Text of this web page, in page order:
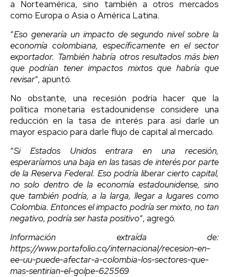
a Norteamérica, sino también a otros mercados
como Europa o Asia o América Latina.
“Eso generaría un impacto de segundo nivel sobre la
economía colombiana, específicamente en el sector
exportador. También habría otros resultados más bien
que podrían tener impactos mixtos que habría que
revisar“, apuntó.
No obstante, una recesión podría hacer que la
política monetaria estadounidense considere una
reducción en la tasa de interés para así darle un
mayor espacio para darle flujo de capital al mercado.
“Si Estados Unidos entrara en una recesión,
esperaríamos una baja en las tasas de interés por parte
de la Reserva Federal. Eso podría liberar cierto capital,
no solo dentro de la economía estadounidense, sino
que también podría, a la larga, llegar a lugares como
Colombia. Entonces el impacto podría ser mixto, no tan
negativo, podría ser hasta positivo“, agregó.
Información extraída de:
https://www.portafolio.co/internacional/recesion-en-
ee-uu-puede-afectar-a-colombia-los-sectores-que-
mas-sentirian-el-golpe-625569